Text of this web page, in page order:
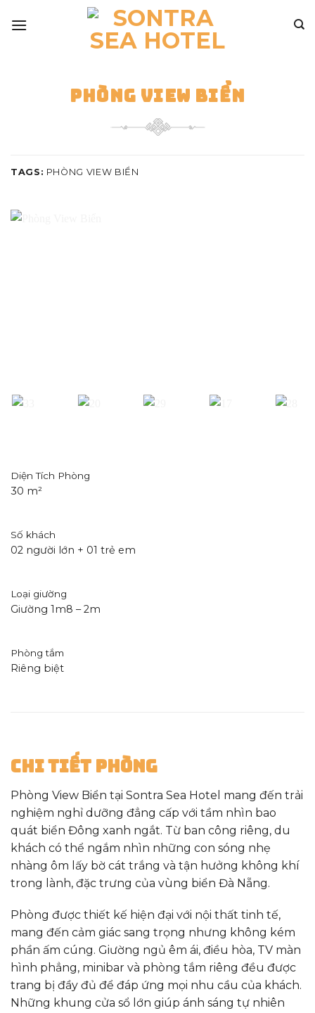
PHÒNG VIEW BIỂN
TAGS: PHÒNG VIEW BIỂN
Diện Tích Phòng
30 m²
Số khách
02 người lớn + 01 trẻ em
Loại giường
Giường 1m8 – 2m
Phòng tắm
Riêng biệt
Chi Tiết Phòng
Phòng View Biển tại Sontra Sea Hotel mang đến trải
nghiệm nghỉ dưỡng đẳng cấp với tầm nhìn bao
quát biển Đông xanh ngắt. Từ ban công riêng, du
khách có thể ngắm nhìn những con sóng nhẹ
nhàng ôm lấy bờ cát trắng và tận hưởng không khí
trong lành, đặc trưng của vùng biển Đà Nẵng.
Phòng được thiết kế hiện đại với nội thất tinh tế,
mang đến cảm giác sang trọng nhưng không kém
phần ấm cúng. Giường ngủ êm ái, điều hòa, TV màn
hình phẳng, minibar và phòng tắm riêng đều được
trang bị đầy đủ để đáp ứng mọi nhu cầu của khách.
Những khung cửa sổ lớn giúp ánh sáng tự nhiên